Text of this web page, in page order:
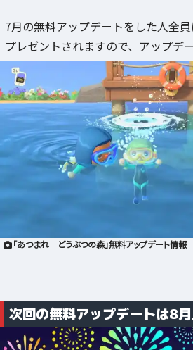
7月の無料アップデートをした人全
プレゼントされますので、アップデ
「あつまれ どうぶつの森」無料アップデート情報
次回の無料アップデートは8月